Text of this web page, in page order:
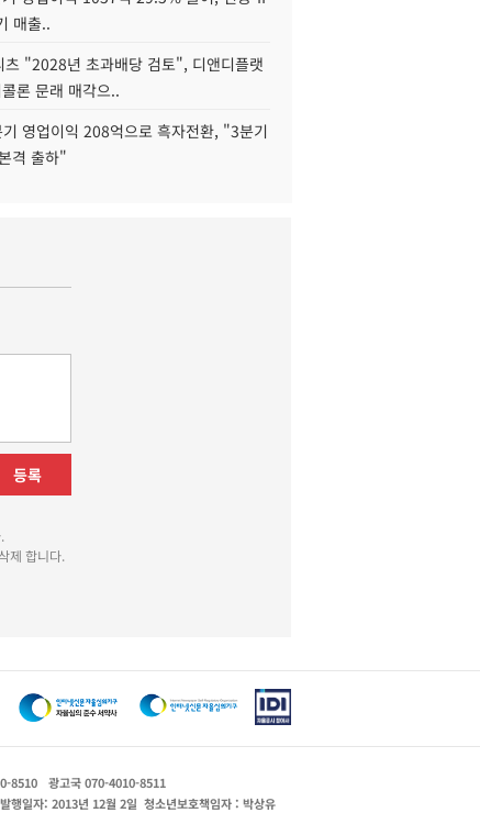
매출..
츠 "2028년 초과배당 검토", 디앤디플랫
론 문래 매각으..
영업이익 208억으로 흑자전환, "3분기
격 출하"
등록
제 합니다.
8510
광고국 070-4010-8511
발행일자: 2013년 12월 2일 청소년보호책임자 : 박상유